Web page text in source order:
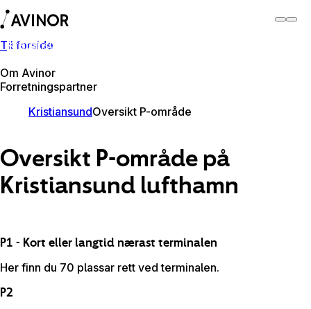
Til forside
Om Avinor
Forretningspartner
Kristiansund lufthamn
KristiansundOversikt P-område
Oversikt P-område på
Kristiansund lufthamn
P1 - Kort eller langtid nærast terminalen
Her finn du 70 plassar rett ved terminalen.
P2